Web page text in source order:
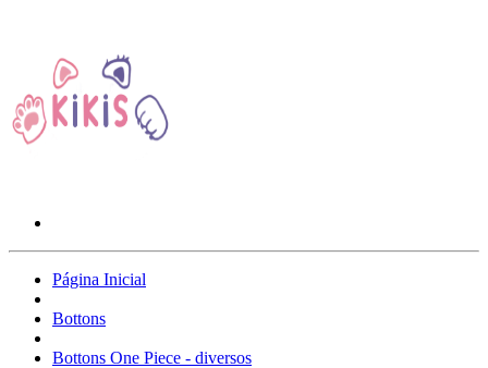
Página Inicial
Bottons
Bottons One Piece - diversos